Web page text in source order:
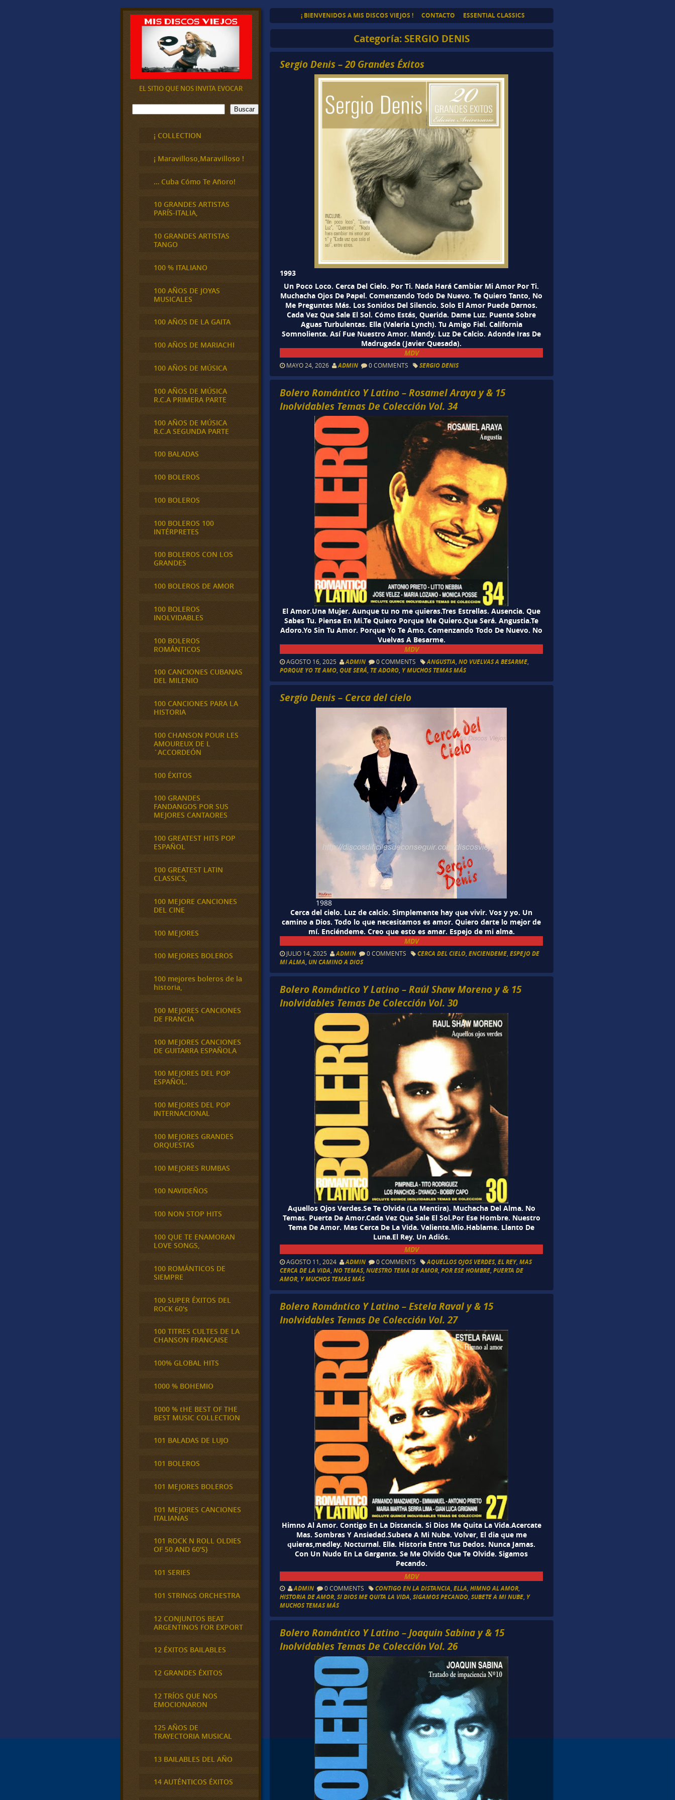
¡ BIENVENIDOS A MIS DISCOS VIEJOS ! CONTACTO ESSENTIAL CLASSICS
Categoría: SERGIO DENIS
Sergio Denis – 20 Grandes Éxitos
1993
Un Poco Loco. Cerca Del Cielo. Por Ti. Nada Hará Cambiar Mi Amor Por Ti.
Muchacha Ojos De Papel. Comenzando Todo De Nuevo. Te Quiero Tanto, No
Me Preguntes Más. Los Sonidos Del Silencio. Solo El Amor Puede Darnos.
Cada Vez Que Sale El Sol. Cómo Estás, Querida. Dame Luz. Puente Sobre
Aguas Turbulentas. Ella (Valeria Lynch). Tu Amigo Fiel. California
Somnolienta. Así Fue Nuestro Amor. Mandy. Luz De Calcio. Adonde Iras De
Madrugada (Javier Quesada).
MDV
MAYO 24, 2026 ADMIN 0 COMMENTS SERGIO DENIS
Bolero Romántico Y Latino – Rosamel Araya y & 15
Inolvidables Temas De Colección Vol. 34
El Amor.Una Mujer. Aunque tu no me quieras.Tres Estrellas. Ausencia. Que
Sabes Tu. Piensa En Mi.Te Quiero Porque Me Quiero.Que Será. Angustia.Te
Adoro.Yo Sin Tu Amor. Porque Yo Te Amo. Comenzando Todo De Nuevo. No
Vuelvas A Besarme.
MDV
AGOSTO 16, 2025 ADMIN 0 COMMENTS ANGUSTIA ,NO VUELVAS A BESARME
PORQUE YO TE AMO ,QUE SERÁ TE ADORO Y MUCHOS TEMAS MÁS
Sergio Denis – Cerca del cielo
1988
Cerca del cielo. Luz de calcio. Simplemente hay que vivir. Vos y yo. Un
camino a Dios. Todo lo que necesitamos es amor. Quiero darte lo mejor de
mí. Enciéndeme. Creo que esto es amar. Espejo de mi alma.
MDV
JULIO 14, 2025 ADMIN 0 COMMENTS CERCA DEL CIELO ,ENCIENDEME ,ESPEJO DE
MI ALMA UN CAMINO A DIOS
Bolero Romántico Y Latino – Raúl Shaw Moreno y & 15
Inolvidables Temas De Colección Vol. 30
Aquellos Ojos Verdes.Se Te Olvida (La Mentira). Muchacha Del Alma. No
Temas. Puerta De Amor.Cada Vez Que Sale El Sol.Por Ese Hombre. Nuestro
Tema De Amor. Mas Cerca De La Vida. Valiente.Mio.Hablame. Llanto De
Luna.El Rey. Un Adiós.
MDV
AGOSTO 11, 2024 ADMIN 0 COMMENTS AQUELLOS OJOS VERDES,EL REY,MAS
CERCA DE LA VIDA ,NO TEMAS,NUESTRO TEMA DE AMOR ,POR ESE HOMBRE ,PUERTA DE
AMOR Y MUCHOS TEMAS MÁS
Bolero Romántico Y Latino – Estela Raval y & 15
Inolvidables Temas De Colección Vol. 27
Himno Al Amor. Contigo En La Distancia. Si Dios Me Quita La Vida.Acercate
Mas. Sombras Y Ansiedad.Subete A Mi Nube. Volver, El dia que me
quieras,medley. Nocturnal. Ella. Historia Entre Tus Dedos. Nunca Jamas.
Con Un Nudo En La Garganta. Se Me Olvido Que Te Olvide. Sigamos
Pecando.
MDV
ADMIN 0 COMMENTS CONTIGO EN LA DISTANCIA,ELLA,HIMNO AL AMOR,
HISTORIA DE AMOR,SI DIOS ME QUITA LA VIDA,SIGAMOS PECANDO,SUBETE A MI NUBE, Y
MUCHOS TEMAS MÁS
Bolero Romántico Y Latino – Joaquin Sabina y & 15
Inolvidables Temas De Colección Vol. 26
EL SITIO QUE NOS INVITA EVOCAR
B
u
Buscar
¡ COLLECTION
¡ Maravilloso,Maravilloso !
… Cuba Cómo Te Añoro!
10 GRANDES ARTISTAS
PARÍS-ITALIA,
10 GRANDES ARTISTAS
TANGO
100 % ITALIANO
100 AÑOS DE JOYAS
MUSICALES
100 AÑOS DE LA GAITA
100 AÑOS DE MARIACHI
100 AÑOS DE MÚSICA
100 AÑOS DE MÚSICA
R.C.A PRIMERA PARTE
100 AÑOS DE MÚSICA
R.C.A SEGUNDA PARTE
100 BALADAS
100 BOLEROS
100 BOLEROS
100 BOLEROS 100
INTÉRPRETES
100 BOLEROS CON LOS
GRANDES
100 BOLEROS DE AMOR
100 BOLEROS
INOLVIDABLES
100 BOLEROS
ROMÁNTICOS
100 CANCIONES CUBANAS
DEL MILENIO
100 CANCIONES PARA LA
HISTORIA
100 CHANSON POUR LES
AMOUREUX DE L
´ACCORDEÓN
100 ÉXITOS
100 GRANDES
FANDANGOS POR SUS
MEJORES CANTAORES
100 GREATEST HITS POP
ESPAÑOL
100 GREATEST LATIN
CLASSICS,
100 MEJORE CANCIONES
DEL CINE
100 MEJORES
100 MEJORES BOLEROS
100 mejores boleros de la
historia,
100 MEJORES CANCIONES
DE FRANCIA
100 MEJORES CANCIONES
DE GUITARRA ESPAÑOLA
100 MEJORES DEL POP
ESPAÑOL.
100 MEJORES DEL POP
INTERNACIONAL
100 MEJORES GRANDES
ORQUESTAS
100 MEJORES RUMBAS
100 NAVIDEÑOS
100 NON STOP HITS
100 QUE TE ENAMORAN
LOVE SONGS,
100 ROMÁNTICOS DE
SIEMPRE
100 SUPER ÉXITOS DEL
ROCK 60's
100 TITRES CULTES DE LA
CHANSON FRANCAISE
100% GLOBAL HITS
1000 % BOHEMIO
1000 % tHE BEST OF THE
BEST MUSIC COLLECTION
101 BALADAS DE LUJO
101 BOLEROS
101 MEJORES BOLEROS
101 MEJORES CANCIONES
ITALIANAS
101 ROCK N ROLL OLDIES
OF 50 AND 60'S}
101 SERIES
101 STRINGS ORCHESTRA
12 CONJUNTOS BEAT
ARGENTINOS FOR EXPORT
12 ÉXITOS BAILABLES
12 GRANDES ÉXITOS
12 TRÍOS QUE NOS
EMOCIONARON
125 AÑOS DE
TRAYECTORIA MUSICAL
13 BAILABLES DEL AÑO
14 AUTÉNTICOS ÉXITOS